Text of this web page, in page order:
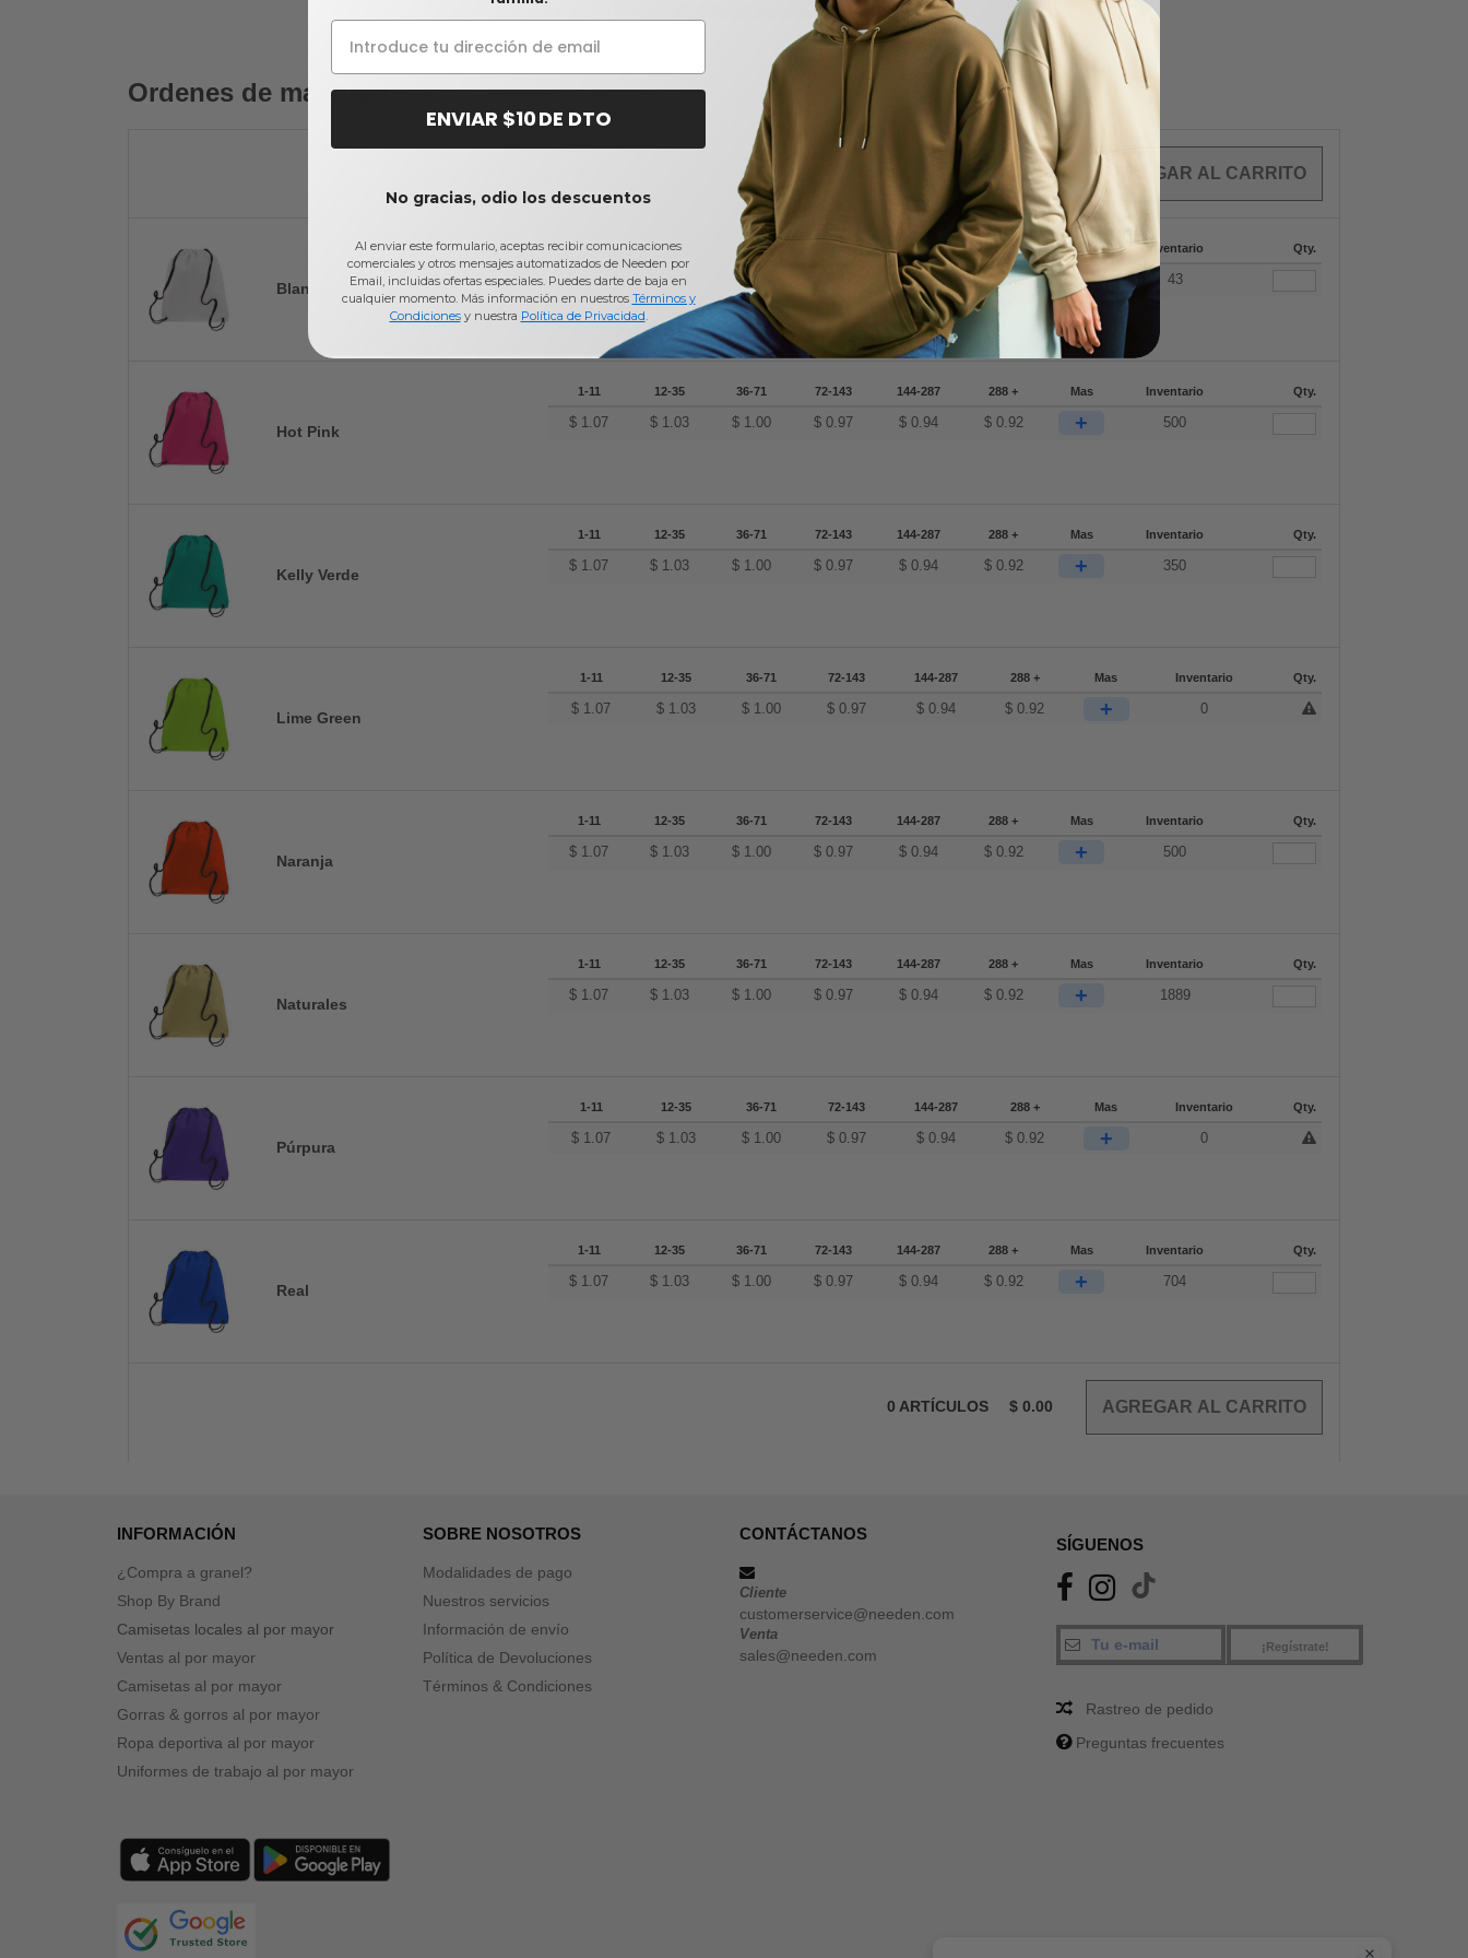
Ordenes de mayoreo
ARTÍCULOS $ 0.00
Blanca
1-11 12-35 36-71 72-143 144-287 288 + Mas Inventario Qty.
$1.07 $1.03 $1.00 $0.94 $ 0.92 + 43
Hot Pink
1-11 12-35 36-71 72-143 144-287 288 + Mas Inventario Qty.
$ 1.07 $ 1.03 $ 1.00 $ 0.97 $ 0.94 $ 0.92 + 500
Kelly Verde
1-11 12-35 36-71 72-143 144-287 288 + Mas Inventario Qty.
$ 1.07 $ 1.03 $ 1.00 $ 0.97 $ 0.94 $ 0.92 + 350
Lime Green
1-11 12-35 36-71 72-143 144-287 288 + Mas Inventario Qty.
$ 1.07 $ 1.03 $ 1.00 $0.97 $ 0.94 $0.92 + 0
Naranja
1-11 12-35 36-71 72-143 144-287 288 + Mas Inventario Qty.
$ 1.07 $ 1.03 $ 1.00 $ 0.97 $ 0.94 $ 0.92 + 500
Naturales
1-11 12-35 36-71 72-143 144-287 288 + Mas Inventario Qty.
$ 1.07 $ 1.03 $ 1.00 $ 0.97 $ 0.94 $ 0.92 + 1889
Púrpura
1-11 12-35 36-71 72-143 144-287 288 + Mas Inventario Qty.
$ 1.07 $ 1.03 $ 1.00 $0.97 $ 0.94 $0.92 + 0
Real
1-11 12-35 36-71 72-143 144-287 288 + Mas Inventario Qty.
$ 1.07 $ 1.03 $ 1.00 $ 0.97 $ 0.94 $ 0.92 + 704
0 ARTÍCULOS $ 0.00
INFORMACIÓN
¿Compra a granel?
Shop By Brand
Camisetas locales al por mayor
Ventas al por mayor
Camisetas al por mayor
Gorras & gorros al por mayor
Ropa deportiva al por mayor
Uniformes de trabajo al por mayor
SOBRE NOSOTROS
Modalidades de pago
Nuestros servicios
Información de envío
Política de Devoluciones
Términos & Condiciones
CONTÁCTANOS
Cliente
customerservice@needen.com
Venta
sales@needen.com
SÍGUENOS
¡Regístrate!
Rastreo de pedido
Preguntas frecuentes
ENVIAR $10 DE DTO
No gracias, odio los descuentos
Al enviar este formulario, aceptas recibir comunicaciones
comerciales y otros mensajes automatizados de Needen por
Email, incluidas ofertas especiales. Puedes darte de baja en
cualquier momento. Más información en nuestros Términos y
Condicionesy nuestra Política de Privacidad.